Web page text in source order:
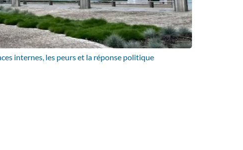
internes, les peurs et la réponse politique